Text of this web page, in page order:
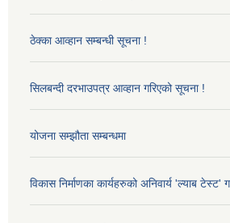
ठेक्का आव्हान सम्बन्धी सूचना !
सिलबन्दी दरभाउपत्र आव्हान गरिएको सूचना !
योजना सम्झौता सम्बन्धमा
विकास निर्माणका कार्यहरुको अनिवार्य 'ल्याब टेस्ट'